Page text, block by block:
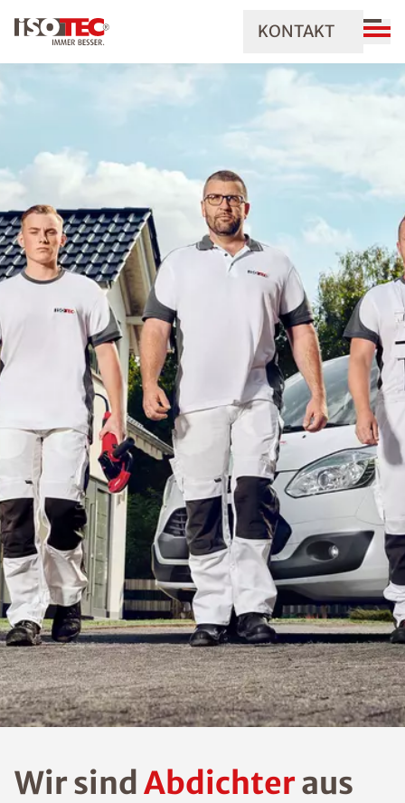
KONTAKT
Wir sind Abdichteraus